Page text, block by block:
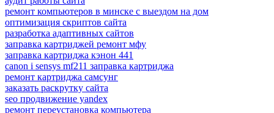
ремонт компьютеров в минске с выездом на дом
оптимизация скриптов сайта
разработка адаптивных сайтов
заправка картриджей ремонт мфу
заправка картриджа кэнон 441
canon i sensys mf211 заправка картриджа
ремонт картриджа самсунг
заказать раскрутку сайта
seo продвижение yandex
ремонт переустановка компьютера